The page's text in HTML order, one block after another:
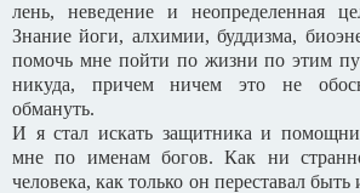
лень, неведение и неопределенная
Знание йоги, алхимии, буддизма,
помочь мне пойти по жизни по этим
никуда, причем ничем это не
обмануть.
И я стал искать защитника и
мне по именам богов. Как ни
человека, как только он переставал